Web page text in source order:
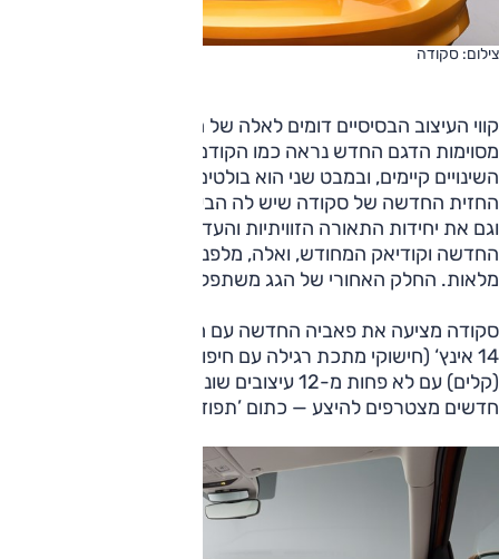
צילום: סקודה
קווי העיצוב הבסיסיים דומים לאלה של הדור הפורש, ומזוויות
מסוימות הדגם החדש נראה כמו הקודם לאחר מתיחת פנים. אבל
השינויים קיימים, ובמבט שני הוא בולטים מאוד: פאביה אימצה את
החזית החדשה של סקודה שיש לה הבעה מעט יותר אגרסיבית
וגם את יחידות התאורה הזוויתיות והעדכניות של אוקטביה
החדשה וקודיאק המחודש, ואלה, מלפנים ומאחור, הן יחידות לד
מלאות. החלק האחורי של הגג משתפל באופן מובחן יותר.
סקודה מציעה את פאביה החדשה עם חישוקים בקוטר שנע בין
(קלים) עם לא פחות מ-12 עיצובים שונים. שני צבעי מרכב
חדשים מצטרפים להיצע — כתום ’תפוז‘ ואפור ’גרפיט‘.